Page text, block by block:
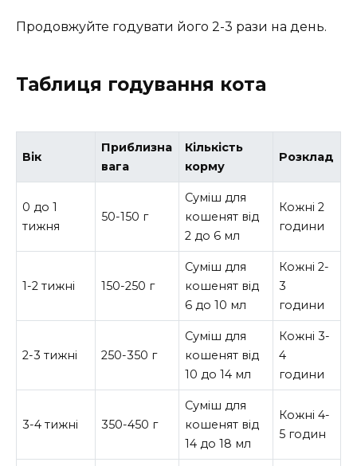
Продовжуйте годувати його 2-3 рази на день.
Таблиця годування кота
Вік
Приблизна
вага
Кількість
корму
Розклад
0 до 1
тижня
50-150 г
Суміш для
кошенят від
2 до 6 мл
Кожні 2
години
1-2 тижні 150-250 г
Суміш для
кошенят від
6 до 10 мл
Кожні 2-
3
години
2-3 тижні 250-350 г
Суміш для
кошенят від
10 до 14 мл
Кожні 3-
4
години
3-4 тижні 350-450 г
Суміш для
кошенят від
14 до 18 мл
Кожні 4-
5 годин